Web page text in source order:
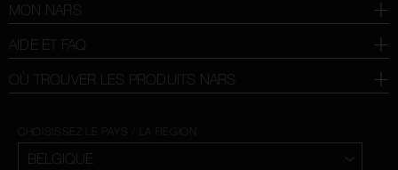
MON NARS
AIDE ET FAQ
OÙ TROUVER LES PRODUITS NARS
CHOISISSEZ LE PAYS / LA REGION